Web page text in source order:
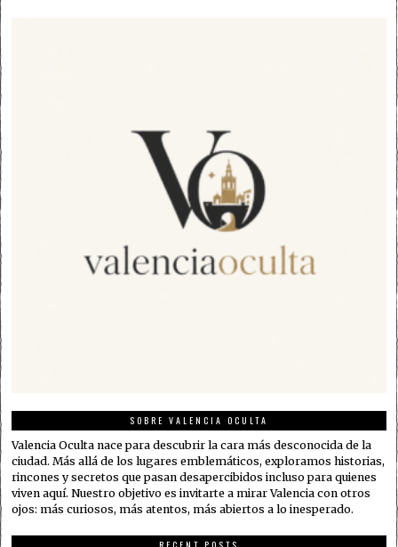
SOBRE VALENCIA OCULTA
Valencia Oculta nace para descubrir la cara más desconocida de la
ciudad. Más allá de los lugares emblemáticos, exploramos historias,
rincones y secretos que pasan desapercibidos incluso para quienes
viven aquí. Nuestro objetivo es invitarte a mirar Valencia con otros
ojos: más curiosos, más atentos, más abiertos a lo inesperado.